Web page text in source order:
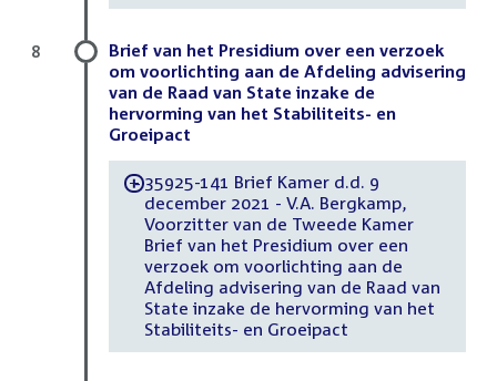
Brief van het Presidium over een verzoek
om voorlichting aan de Afdeling advisering
van de Raad van State inzake de
hervorming van het Stabiliteits- en
Groeipact
-35925-141 Brief Kamer d.d. 9
december 2021 - V.A. Bergkamp,
Voorzitter van de Tweede Kamer
Brief van het Presidium over een
verzoek om voorlichting aan de
Afdeling advisering van de Raad van
State inzake de hervorming van het
Stabiliteits- en Groeipact
8